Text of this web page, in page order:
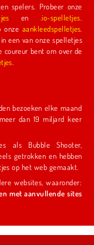
spelers. Probeer onze
en .io-spelletjes
Fashionista's van alle leeftijden zullen dol zijn op onze aankleedspelletjes
bent om over de
bezoeken elke maand
dan 19 miljard keer
als Bubble Shooter,
ze daarmee tot een van de meest iconische spelletjes op het web gemaakt.
websites, waaronder:
met aanvullende sites